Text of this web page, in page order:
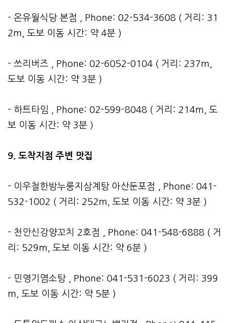
- 온유월식당 본점 , Phone: 02-534-3608 ( 거리: 31
2m, 도보 이동 시간: 약 4분 )
- 쓰리버즈 , Phone: 02-6052-0104 ( 거리: 237m,
도보 이동 시간: 약 3분 )
- 하트타임 , Phone: 02-599-8048 ( 거리: 214m, 도
보 이동 시간: 약 3분 )
9. 도착지점 주변 맛집
- 이우철한방누룽지삼계탕 아산둔포점 , Phone: 041-
532-1002 ( 거리: 252m, 도보 이동 시간: 약 3분 )
- 천안신강양꼬치 2호점 , Phone: 041-548-6888 ( 거
리: 529m, 도보 이동 시간: 약 6분 )
- 민영기염소탕 , Phone: 041-531-6023 ( 거리: 399
m, 도보 이동 시간: 약 5분 )